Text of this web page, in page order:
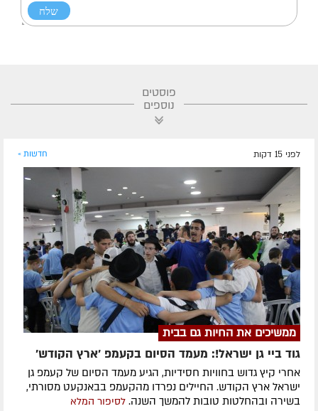
פוסטים
נוספים
לפני 15 דקות חדשות »
ממשיכים את החיות גם בבית
גוד ביי גן ישראל!: מעמד הסיום בקעמפ 'ארץ הקודש'
אחרי קיץ גדוש בחוויות חסידיות, הגיע מעמד הסיום של קעמפ גן
ישראל ארץ הקודש. החיילים נפרדו מהקעמפ בבאנקעט מסורתי,
בשירה ובהחלטות טובות להמשך השנה. לסיפור המלא